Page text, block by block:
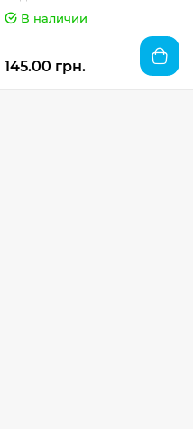
В наличии
145.00 грн.